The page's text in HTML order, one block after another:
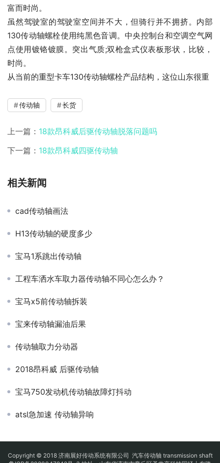
富而时尚。
虽然驾驶室的驾驶室空间并不大，但骑行并不拥挤。内部
130传动轴螺栓使用纯黑色音调。中央控制台和空调空气网
点使用镀铬镀膜。突出气质;双枪盒式仪表板形状，比较，
时尚。
从当前的重型卡车130传动轴螺栓产品结构，这位山东很重
传动轴 长货
上一篇： 18款昂科威后驱传动轴脱落问题吗
下一篇： 18款昂科威四驱传动轴
相关新闻
cad传动轴画法
H13传动轴的硬度多少
宝马1系跳出传动轴
工程车洒水车取力器传动轴不同心怎么办？
宝马x5前传动轴拆装
宝来传动轴漏油后果
传动轴取力分动器
2018昂科威 后驱传动轴
宝马750发动机传动轴故障灯抖动
atsl急加速 传动轴异响
Copyright © 2018 济南展好传动系统有限公司 汽车传动轴 transmission shaft